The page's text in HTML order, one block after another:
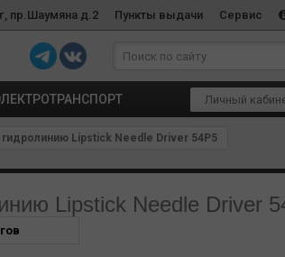
пр.Шаумяна д.2 Пункты выдачи Сервис
Личный
гидролинию Lipstick Needle Driver 54P5
Lipstick Needle Driver